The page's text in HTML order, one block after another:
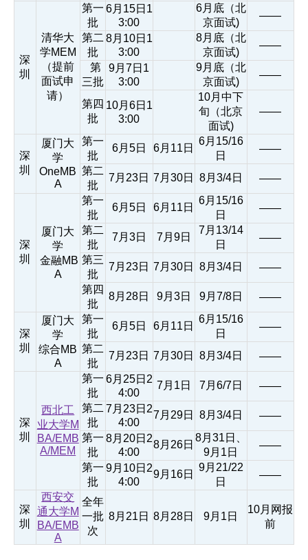
深
圳
清华大
学MEM
（提前
面试申
请）
第一
批
6月15日1
3:00
6月底（北
京面试)
——
第二
批
8月10日1
3:00
8月底（北
京面试)
——
第
三批
9月7日1
3:00
9月底（北
京面试)
——
第四
批
10月6日1
3:00
10月中下
旬（北京
面试)
——
深
圳
厦门大
学
OneMB
A
第一
批
6月5日 6月11日
6月15/16
日
——
第二
批
7月23日 7月30日 8月3/4日 ——
深
圳
厦门大
学
金融MB
A
第一
批
6月5日 6月11日
6月15/16
日
——
第二
批
7月3日 7月9日
7月13/14
日
——
第三
批
7月23日 7月30日 8月3/4日
——
第四
批
8月28日 9月3日 9月7/8日 ——
深
圳
厦门大
学
综合MB
A
第一
批
6月5日 6月11日
6月15/16
日
——
第二
批
7月23日 7月30日 8月3/4日 ——
深
圳
西北工
业大学M
BA/EMB
A/MEM
第一
批
6月25日2
4:00
7月1日 7月6/7日
——
第二
批
7月23日2
4:00
7月29日 8月3/4日
——
第一
批
8月20日2
4:00
8月26日
8月31日、
9月1日
——
第一
批
9月10日2
4:00
9月16日
9月21/22
日
——
深
圳
西安交
通大学M
BA/EMB
A
全年
一批
次
8月21日 8月28日 9月1日
10月网报
前